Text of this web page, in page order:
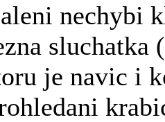
nechybi
je navic i